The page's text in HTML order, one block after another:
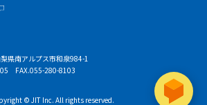
県南アルプス市和泉984-1
FAX.055-280-8103
© JIT Inc. All rights reserved.